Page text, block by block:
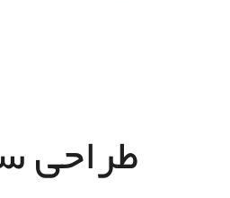
طراحی